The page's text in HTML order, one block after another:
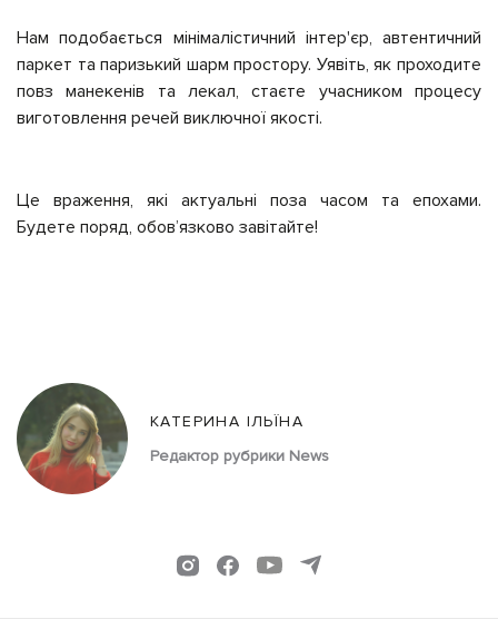
Нам подобається мінімалістичний інтер'єр, автентичний
паркет та паризький шарм простору. Уявіть, як проходите
повз манекенів та лекал, стаєте учасником процесу
виготовлення речей виключної якості.
Це враження, які актуальні поза часом та епохами.
Будете поряд, обов’язково завітайте!
КАТЕРИНА ІЛЬЇНА
Редактор рубрики News